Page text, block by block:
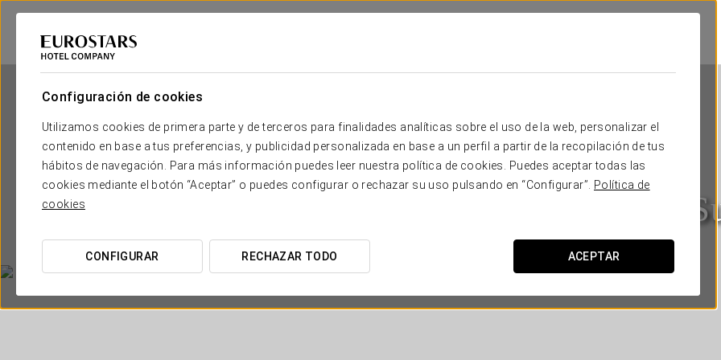
Configuración de cookies
Utilizamos cookies de primera parte y de terceros para finalidades analíticas sobre el uso de la web, personalizar el
contenido en base a tus preferencias, y publicidad personalizada en base a un perfil a partir de la recopilación de tus
hábitos de navegación. Para más información puedes leer nuestra política de cookies. Puedes aceptar todas las
cookies mediante el botón “Aceptar” o puedes configurar o rechazar su uso pulsando en “Configurar”.
Política de
cookies
CONFIGURAR RECHAZAR TODO ACEPTAR
Tandem Pórtico Alicante
ALICANTE